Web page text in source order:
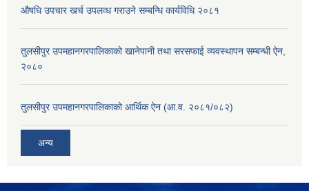
औषधि उपचार खर्च उपलव्ध गराउने सम्बन्धि कार्यविधि २०८१
तुलसीपुर उपमहानगरपालिकाको खानेपानी तथा सरसफाई व्यवस्थापन सम्बन्धी ऐन,
२०८०
तुलसीपुर उपमहानगरपालिकाको आर्थिक ऐन (आ.व. २०८१/०८२)
अन्य